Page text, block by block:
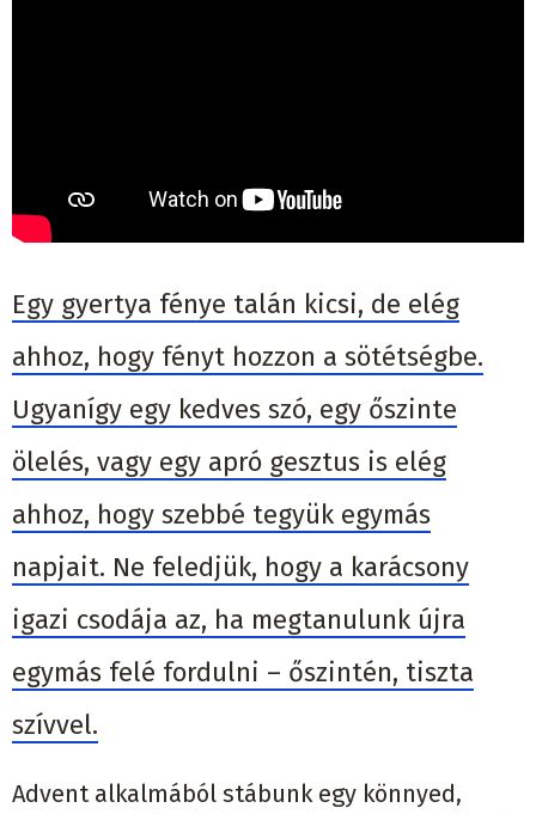
Egy gyertya fénye talán kicsi, de elég
ahhoz, hogy fényt hozzon a sötétségbe.
Ugyanígy egy kedves szó, egy őszinte
ölelés, vagy egy apró gesztus is elég
ahhoz, hogy szebbé tegyük egymás
napjait. Ne feledjük, hogy a karácsony
igazi csodája az, ha megtanulunk újra
egymás felé fordulni – őszintén, tiszta
szívvel.
Advent alkalmából stábunk egy könnyed,